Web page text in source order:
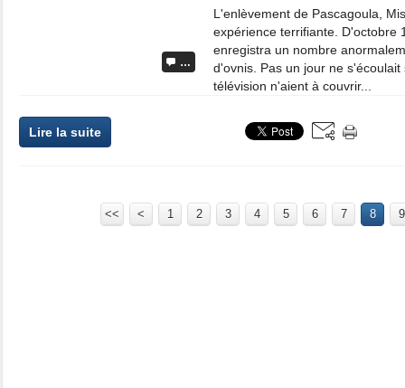
…
L'enlèvement de Pascagoula,
expérience terrifiante. D'octobre
enregistra un nombre
d'ovnis. Pas un jour ne
télévision n'aient à couvrir...
Lire la suite
<< < 1 2 3 4 5 6 7 8 9